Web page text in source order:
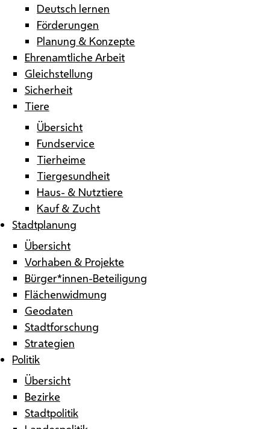
Deutsch lernen
Förderungen
Planung & Konzepte
Ehrenamtliche Arbeit
Gleichstellung
Sicherheit
Tiere
Übersicht
Fundservice
Tierheime
Tiergesundheit
Haus- & Nutztiere
Kauf & Zucht
Stadtplanung
Übersicht
Vorhaben & Projekte
Bürger*innen-Beteiligung
Flächenwidmung
Geodaten
Stadtforschung
Strategien
Politik
Übersicht
Bezirke
Stadtpolitik